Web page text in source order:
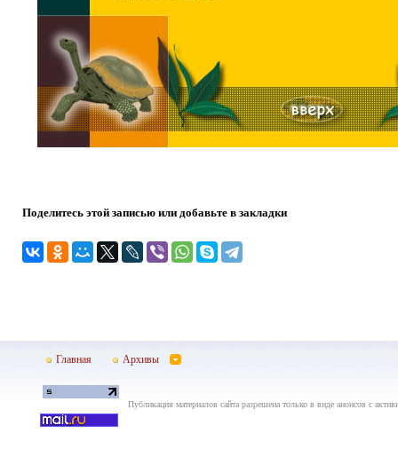
Поделитесь этой записью или добавьте в закладки
Главная Архивы
Публикация материалов сайта разрешена только в виде анонсов с